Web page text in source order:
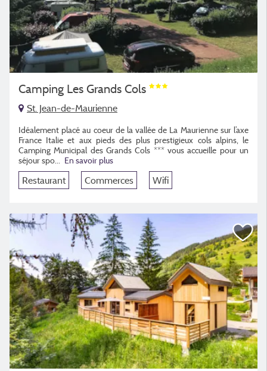
Camping Les Grands Cols
St. Jean-de-Maurienne
Idéalement placé au coeur de la vallée de La Maurienne sur l’axe
France Italie et aux pieds des plus prestigieux cols alpins, le
Camping Municipal des Grands Cols *** vous accueille pour un
séjour spo...
En savoir plus
Restaurant Commerces Wifi